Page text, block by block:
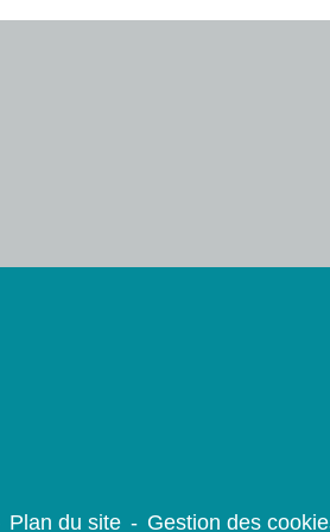
Plan du site - Gestion des